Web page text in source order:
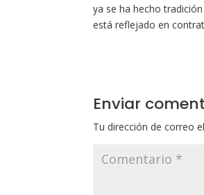
ya se ha hecho
está reflejado en
Enviar
Tu dirección de correo